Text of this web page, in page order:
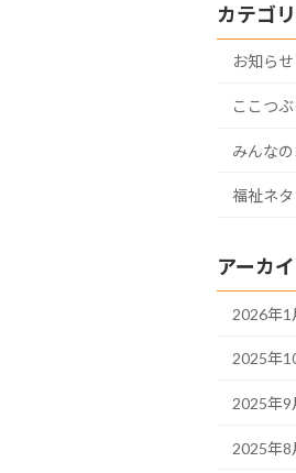
カテゴ
お知ら
ここつぶ
みんな
福祉ネタ
アーカ
2026年1
2025年
2025年9
2025年8